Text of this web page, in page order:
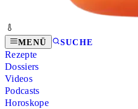
MENÜ SUCHE
Rezepte
Dossiers
Videos
Podcasts
Horoskope